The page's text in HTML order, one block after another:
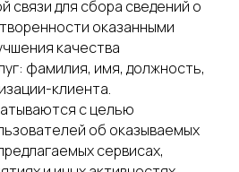
связи для сбора сведений о
оказанными
качества
фамилия, имя, должность,
клиента.
с целью
об оказываемых
сервисах,